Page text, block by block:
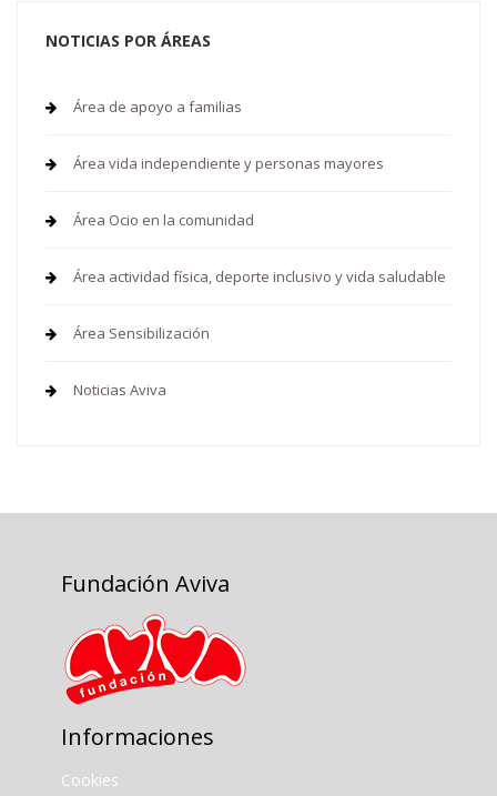
NOTICIAS POR ÁREAS
Área de apoyo a familias
Área vida independiente y personas mayores
Área Ocio en la comunidad
Área actividad física, deporte inclusivo y vida saludable
Área Sensibilización
Noticias Aviva
Fundación Aviva
Informaciones
Cookies